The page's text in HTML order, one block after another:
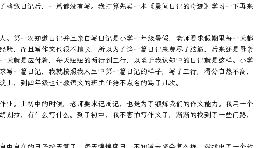
格致日记后，一篇都没有写。我打算先买一本《晨间日记的奇迹》学习一下再来
。第一次知道日记并且亲自写日记是小学一年级暑假，老师要求假期里每一天都
验，而且写作文也很不擅长，所以为了诌一篇日记来费尽了脑筋，后来还是母亲
天就是应付着，每天短短的两行到三行，以至于我认知中的日记就是这样。小学
写一篇日记，我就按照我人生中第一篇日记的样子，写了三行，得分自然不高，
上，到四年级也让教语文的班主任给不点名的骂了几次。
业。上初中的时候，老师要求记周记，也是为了锻炼我们的作文能力。我用一个
划拉，有什么写什么。到了初中，我不害怕写作文了，渐渐的找到了一些门路，